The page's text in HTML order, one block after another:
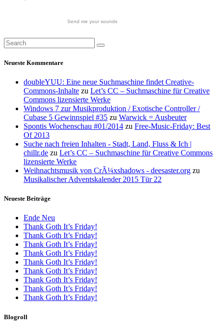
Send me your sounds
Neueste Kommentare
doubleYUU: Eine neue Suchmaschine findet Creative-
Commons-Inhalte zu Let’s CC – Suchmaschine für Creative
Commons lizensierte Werke
Windows 7 zur Musikproduktion / Exotische Controller /
Cubase 5 Gewinnspiel #35 zu Warwick = Ausbeuter
Spontis Wochenschau #01/2014 zu Free-Music-Friday: Best
Of 2013
Suche nach freien Inhalten - Stadt, Land, Fluss & Ich |
chillr.de zu Let’s CC – Suchmaschine für Creative Commons
lizensierte Werke
Weihnachtsmusik von CrÃ¼xshadows - deesaster.org zu
Musikalischer Adventskalender 2015 Tür 22
Neueste Beiträge
Ende Neu
Thank Goth It’s Friday!
Thank Goth It’s Friday!
Thank Goth It’s Friday!
Thank Goth It’s Friday!
Thank Goth It’s Friday!
Thank Goth It’s Friday!
Thank Goth It’s Friday!
Thank Goth It’s Friday!
Thank Goth It’s Friday!
Blogroll